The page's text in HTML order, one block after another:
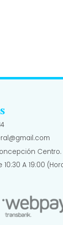
Centro.
A 19:00